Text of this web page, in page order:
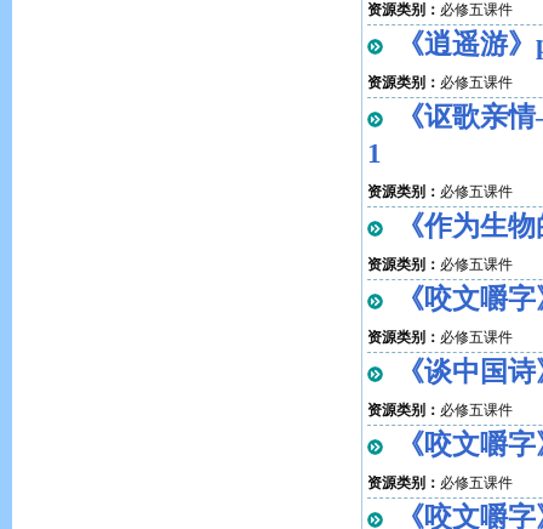
资源类别： 必修五课件
《逍遥游
资源类别： 必修五课件
《讴歌亲
1
资源类别： 必修五课件
《作为生
资源类别： 必修五课件
《咬文嚼
资源类别： 必修五课件
《谈中国
资源类别： 必修五课件
《咬文嚼
资源类别： 必修五课件
《咬文嚼